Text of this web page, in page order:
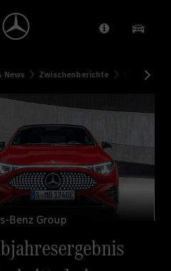
Anbieter/
News Zwischenberichte Q2 2025
Benz Group